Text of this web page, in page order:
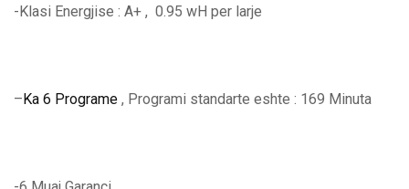
-Klasi Energjise : A+ , 0.95 wH per larje
–Ka 6 Programe , Programi standarte eshte : 169 Minuta